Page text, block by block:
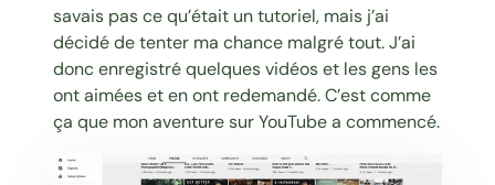
savais pas ce qu’était un tutoriel, mais j’ai
décidé de tenter ma chance malgré tout. J’ai
donc enregistré quelques vidéos et les gens les
ont aimées et en ont redemandé. C’est comme
ça que mon aventure sur YouTube a commencé.